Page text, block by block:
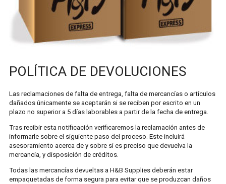
DISTRIBUCIÓN
TASAS DE ENTREGA
EXPORTACIONES
ENTREGA RÁPIDA
CONTACTO
AYUDA
PREGUNTAS FRECUENTES
PEDIDOS EN LÍNEA
POLÍTICA DE DEVOLUCIONES
Las reclamaciones de falta de entrega, falta de mercancías o artículos
dañados únicamente se aceptarán si se reciben por escrito en un
plazo no superior a 5 días laborables a partir de la fecha de entrega.
Tras recibir esta notificación verificaremos la reclamación antes de
informarle sobre el siguiente paso del proceso. Este incluirá
asesoramiento acerca de y sobre si es preciso que devuelva la
mercancía, y disposición de créditos.
Todas las mercancías devueltas a H&B Supplies deberán estar
empaquetadas de forma segura para evitar que se produzcan daños